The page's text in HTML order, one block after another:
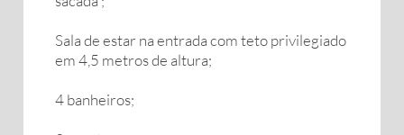
Sala de estar na entrada com teto privilegiado
em 4,5 metros de altura;
4 banheiros;